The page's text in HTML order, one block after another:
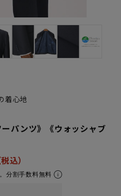
着心地
パンツ》《ウォッシャブ
分割手数料無料